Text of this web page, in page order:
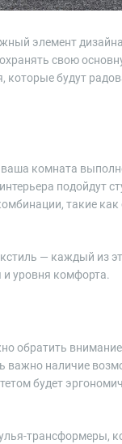
элемент
свою
будут
комната
подойдут
такие как
— каждый из
уровня комфорта.
обратить
важно наличие
будет
трансформеры,